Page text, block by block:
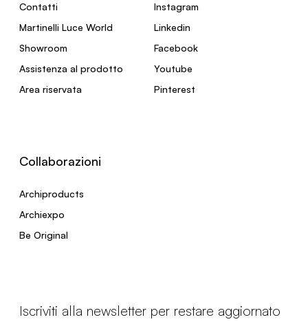
Contatti
Martinelli Luce World
Showroom
Assistenza al prodotto
Area riservata
Instagram
Linkedin
Facebook
Youtube
Pinterest
Collaborazioni
Archiproducts
Archiexpo
Be Original
Iscriviti alla newsletter per restare aggiornato